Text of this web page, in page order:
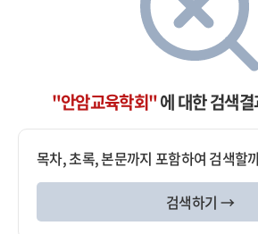
"안암교육학회"에 대한 검색
목차, 초록, 본문까지 포함하여 검색할
검색하기 →